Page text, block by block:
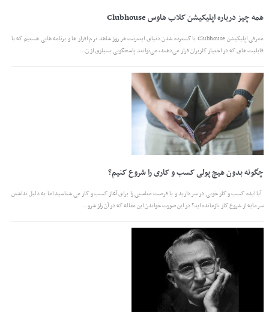
همه چیز درباره اپلیکیشن کلاب هاوس Clubhouse
معرفی اپلیکیشن Clubhouse با گسترده شدن دنیای اینترنت هر روز شاهد نرم افزار ها و برنامه هایی هستیم که با
قابلیت های که در اختیار کاربران قرار می‌دهند، می‌توانند پاسخگویی بسیاری از ن...
چگونه بدون هیچ پولی کسب و کاری را شروع کنیم؟
آیا ایده کسب و کار خوبی در سر دارید و یا فرصت مناسبی را برای آغاز کسب و کار می شناسید اما به دلیل نداشتن
سرمایه از شروع کار بازمانده اید؟ در این صورت خواندن این مقاله که در آن راز شرو...